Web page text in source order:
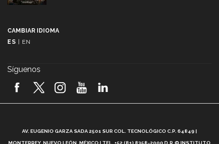
2026! (video)
¿Cómo es el Modelo Educativo Tec? (video)
CAMBIAR IDIOMA
ES
EN
Síguenos
AV. EUGENIO GARZA SADA 2501 SUR COL. TECNOLÓGICO C.P. 64849 |
MONTERREY, NUEVO LEÓN, MÉXICO | TEL. +52 (81) 8358-2000 D.R.© INSTITUTO